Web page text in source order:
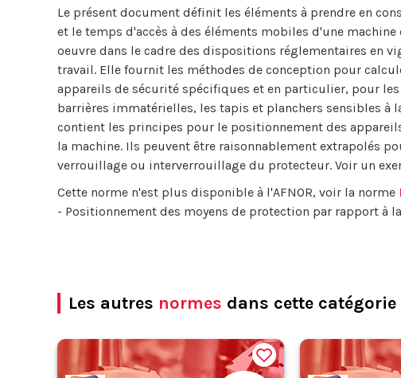
Le présent document définit les éléments à prendre en
et le temps d'accès à des éléments mobiles d'une
oeuvre dans le cadre des dispositions réglementaires en
travail. Elle fournit les méthodes de conception pour
appareils de sécurité spécifiques et en particulier, pour
barrières immatérielles, les tapis et planchers sensibles à
contient les principes pour le positionnement des
la machine. Ils peuvent être raisonnablement extrapolés
verrouillage ou interverrouillage du protecteur. Voir un
Cette norme n'est plus disponible à l'AFNOR, voir la norme
- Positionnement des moyens de protection par rapport à
Les autres normes dans cette catégorie